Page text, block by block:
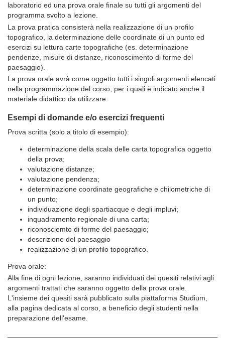
laboratorio ed una prova orale finale su tutti gli argomenti del
programma svolto a lezione.
La prova pratica consisterà nella realizzazione di un profilo
topografico, la determinazione delle coordinate di un punto ed
esercizi su lettura carte topografiche (es. determinazione
pendenze, misure di distanze, riconoscimento di forme del
paesaggio).
La prova orale avrà come oggetto tutti i singoli argomenti elencati
nella programmazione del corso, per i quali è indicato anche il
materiale didattico da utilizzare.
Esempi di domande e/o esercizi frequenti
Prova scritta (solo a titolo di esempio):
determinazione della scala delle carta topografica oggetto
della prova;
valutazione distanze;
valutazione pendenza;
determinazione coordinate geografiche e chilometriche di
un punto;
individuazione degli spartiacque e degli impluvi;
inquadramento regionale di una carta;
riconosciemto di forme del paesaggio;
descrizione del paesaggio
realizzazione di un profilo topografico.
Prova orale:
Alla fine di ogni lezione, saranno individuati dei quesiti relativi agli
argomenti trattati che saranno oggetto della prova orale.
L'insieme dei quesiti sarà pubblicato sulla piattaforma Studium,
alla pagina dedicata al corso, a beneficio degli studenti nella
preparazione dell'esame.